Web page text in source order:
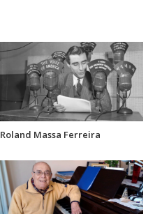
Roland Massa Ferreira